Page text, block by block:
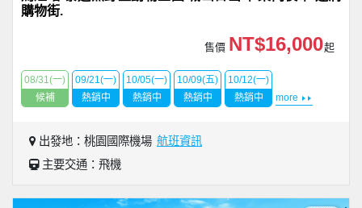
購物街.
售價 NT$16,000起
08/31(一)
候補
09/21(一)
熱銷中
10/05(一)
熱銷中
10/09(五)
熱銷中
10/12(一)
熱銷中
more
出發地：桃園國際機場 航班資訊
主要交通：飛機